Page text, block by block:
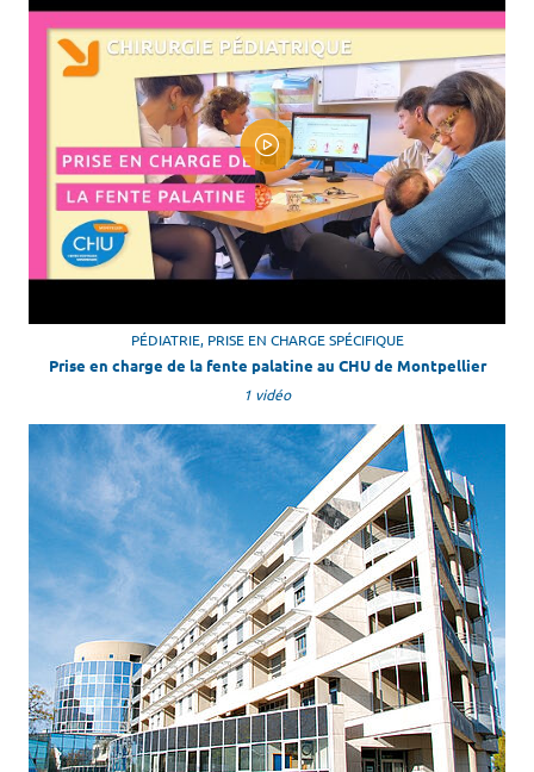
PÉDIATRIE, PRISE EN CHARGE SPÉCIFIQUE
Prise en charge de la fente palatine au CHU de Montpellier
1 vidéo